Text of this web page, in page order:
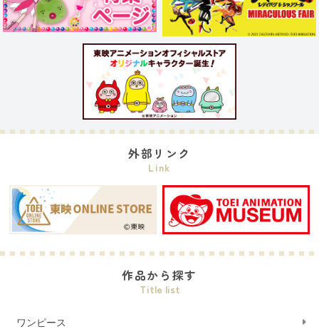
外部リンク
Link
作品から探す
Title list
ワンピース